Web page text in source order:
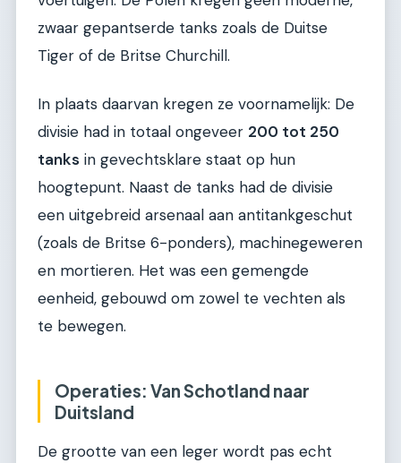
zwaar gepantserde tanks zoals de Duitse
Tiger of de Britse Churchill.
In plaats daarvan kregen ze voornamelijk: De
divisie had in totaal ongeveer 200 tot 250
tanks in gevechtsklare staat op hun
hoogtepunt. Naast de tanks had de divisie
een uitgebreid arsenaal aan antitankgeschut
(zoals de Britse 6-ponders), machinegeweren
en mortieren. Het was een gemengde
eenheid, gebouwd om zowel te vechten als
te bewegen.
Operaties: Van Schotland naar
Duitsland
De grootte van een leger wordt pas echt